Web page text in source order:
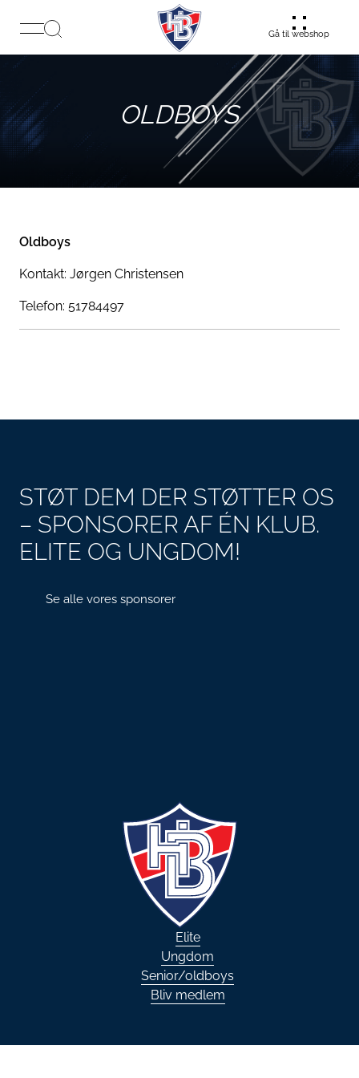
Gå til webshop
OLDBOYS
Oldboys
Kontakt: Jørgen Christensen
Telefon: 51784497
STØT DEM DER STØTTER OS
– SPONSORER AF ÉN KLUB.
ELITE OG UNGDOM!
Se alle vores sponsorer
Elite
Ungdom
Senior/oldboys
Bliv medlem